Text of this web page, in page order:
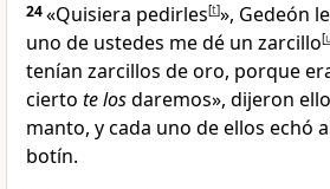
24«Quisiera pedirles[t]», Gedeón
uno de ustedes me dé un zarcillo[
tenían zarcillos de oro, porque
cierto te losdaremos», dijeron
manto, y cada uno de ellos echó
botín.